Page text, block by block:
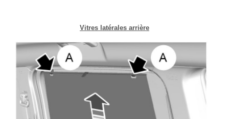
Vitres latérales arrière